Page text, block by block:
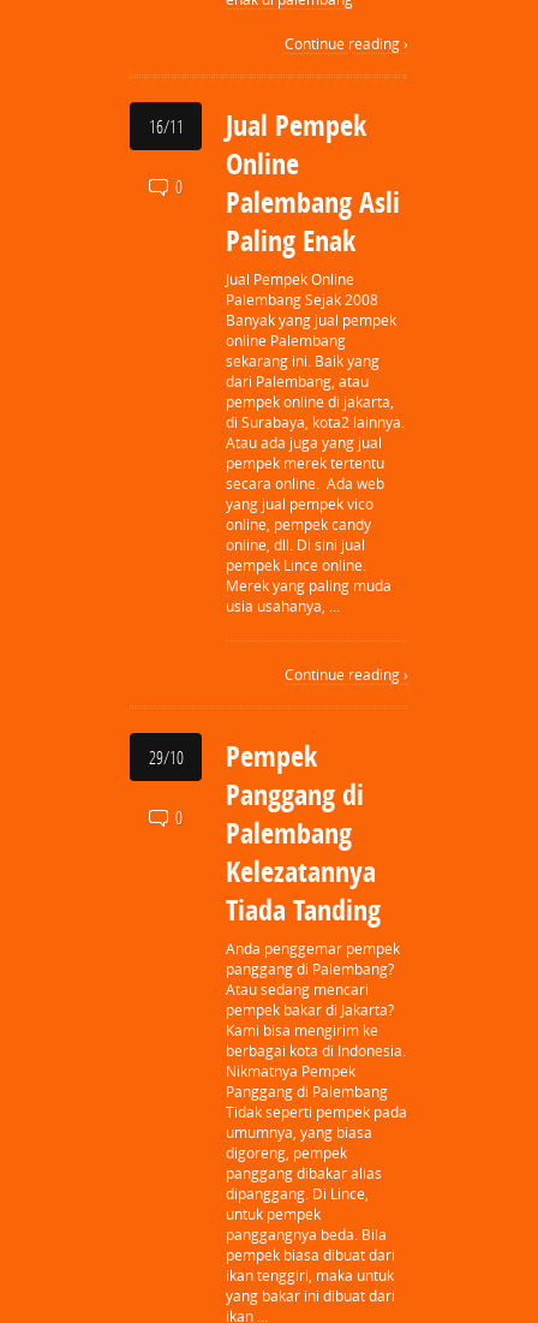
Continue reading ›
16/11
0
Jual Pempek
Online
Palembang Asli
Paling Enak
Jual Pempek Online
Palembang Sejak 2008
Banyak yang jual pempek
online Palembang
sekarang ini. Baik yang
dari Palembang, atau
pempek online di jakarta,
di Surabaya, kota2 lainnya.
Atau ada juga yang jual
pempek merek tertentu
secara online. Ada web
yang jual pempek vico
online, pempek candy
online, dll. Di sini jual
pempek Lince online.
Merek yang paling muda
usia usahanya, …
Continue reading ›
29/10
0
Pempek
Panggang di
Palembang
Kelezatannya
Tiada Tanding
Anda penggemar pempek
panggang di Palembang?
Atau sedang mencari
pempek bakar di Jakarta?
Kami bisa mengirim ke
berbagai kota di Indonesia.
Nikmatnya Pempek
Panggang di Palembang
Tidak seperti pempek pada
umumnya, yang biasa
digoreng, pempek
panggang dibakar alias
dipanggang. Di Lince,
untuk pempek
panggangnya beda. Bila
pempek biasa dibuat dari
ikan tenggiri, maka untuk
yang bakar ini dibuat dari
ikan …